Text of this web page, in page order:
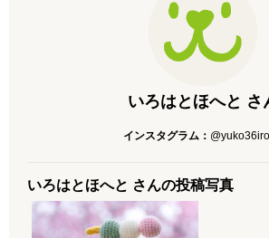
いろはとほへと さ
インスタグラム：
いろはとほへと さんの投稿写真